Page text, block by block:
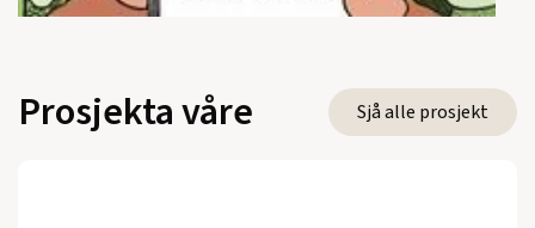
Prosjekta våre Sjå alle prosjekt